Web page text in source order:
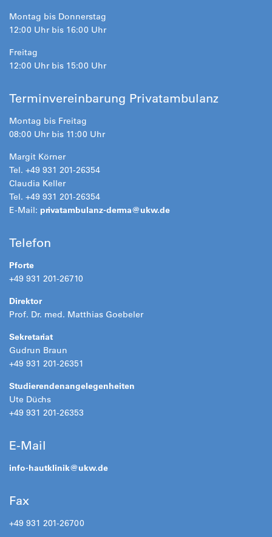
Montag bis Donnerstag
12:00 Uhr bis 16:00 Uhr
Freitag
12:00 Uhr bis 15:00 Uhr
Terminvereinbarung Privatambulanz
Montag bis Freitag
08:00 Uhr bis 11:00 Uhr
Margit Körner
Tel. +49 931 201-26354
Claudia Keller
Tel. +49 931 201-26354
E-Mail: privatambulanz-derma@ukw.de
Telefon
Pforte
+49 931 201-26710
Direktor
Prof. Dr. med. Matthias Goebeler
Sekretariat
Gudrun Braun
+49 931 201-26351
Studierendenangelegenheiten
Ute Düchs
+49 931 201-26353
E-Mail
info-hautklinik@ukw.de
Fax
+49 931 201-26700